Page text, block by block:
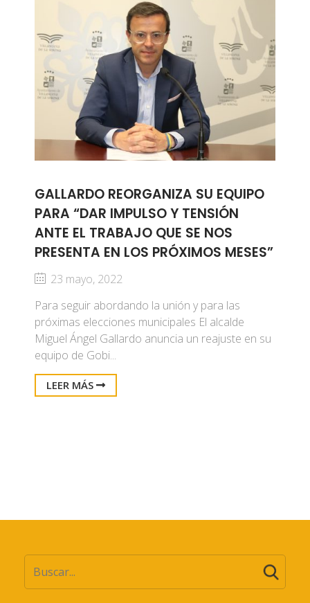
GALLARDO REORGANIZA SU EQUIPO
PARA “DAR IMPULSO Y TENSIÓN
ANTE EL TRABAJO QUE SE NOS
PRESENTA EN LOS PRÓXIMOS MESES”
23 mayo, 2022
Para seguir abordando la unión y para las
próximas elecciones municipales El alcalde
Miguel Ángel Gallardo anuncia un reajuste en su
equipo de Gobi...
LEER MÁS